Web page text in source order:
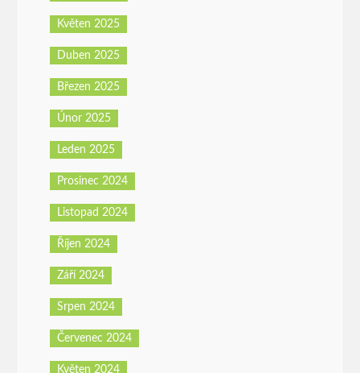
Květen 2025
Duben 2025
Březen 2025
Únor 2025
Leden 2025
Prosinec 2024
Listopad 2024
Říjen 2024
Září 2024
Srpen 2024
Červenec 2024
Květen 2024